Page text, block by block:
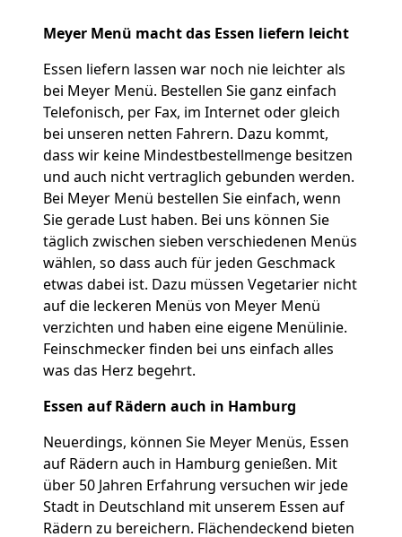
Meyer Menü macht das Essen liefern leicht
Essen liefern lassen war noch nie leichter als
bei Meyer Menü. Bestellen Sie ganz einfach
Telefonisch, per Fax, im Internet oder gleich
bei unseren netten Fahrern. Dazu kommt,
dass wir keine Mindestbestellmenge besitzen
und auch nicht vertraglich gebunden werden.
Bei Meyer Menü bestellen Sie einfach, wenn
Sie gerade Lust haben. Bei uns können Sie
täglich zwischen sieben verschiedenen Menüs
wählen, so dass auch für jeden Geschmack
etwas dabei ist. Dazu müssen Vegetarier nicht
auf die leckeren Menüs von Meyer Menü
verzichten und haben eine eigene Menülinie.
Feinschmecker finden bei uns einfach alles
was das Herz begehrt.
Essen auf Rädern auch in Hamburg
Neuerdings, können Sie Meyer Menüs, Essen
auf Rädern auch in Hamburg genießen. Mit
über 50 Jahren Erfahrung versuchen wir jede
Stadt in Deutschland mit unserem Essen auf
Rädern zu bereichern. Flächendeckend bieten